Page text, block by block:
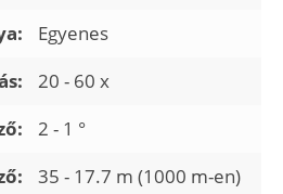
Egyenes
20 - 60 x
2 - 1 °
35 - 17.7 m (1000 m-en)